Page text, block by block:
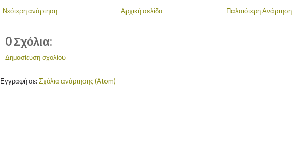
Νεότερη ανάρτηση Παλαιότερη Ανάρτηση
Αρχική σελίδα
0 Σχόλια:
Δημοσίευση σχολίου
Εγγραφή σε:Σχόλια ανάρτησης (Atom)